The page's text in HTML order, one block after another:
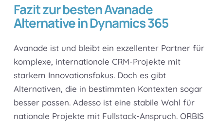
Fazit zur besten Avanade
Alternative in Dynamics 365
Avanade ist und bleibt ein exzellenter Partner für
komplexe, internationale CRM-Projekte mit
starkem Innovationsfokus. Doch es gibt
Alternativen, die in bestimmten Kontexten sogar
besser passen. Adesso ist eine stabile Wahl für
nationale Projekte mit Fullstack-Anspruch. ORBIS